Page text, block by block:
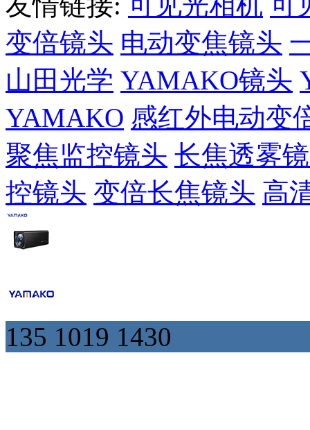
变倍镜头 电动变焦镜头
山田光学 YAMAKO镜头
YAMAKO 感红外电动变
聚焦监控镜头 长焦透雾
控镜头 变倍长焦镜头 高
135 1019 1430